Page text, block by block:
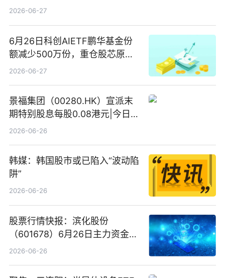
2026-06-27
6月26日科创AIETF鹏华基金份
额减少500万份，重仓股芯原股
份、寒武纪、澜起科技 观速讯
2026-06-27
景福集团（00280.HK）宣派末
期特别股息每股0.08港元|今日快
看
2026-06-26
韩媒：韩国股市或已陷入“波动陷
阱”
2026-06-26
股票行情快报：滨化股份
（601678）6月26日主力资金净
卖出5964.34万元
2026-06-26